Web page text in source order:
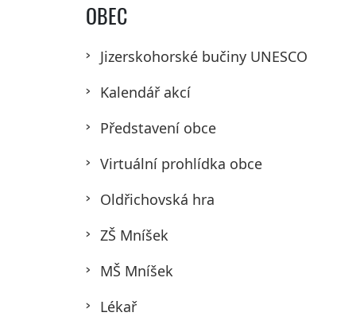
OBEC
Jizerskohorské bučiny UNESCO
Kalendář akcí
Představení obce
Virtuální prohlídka obce
Oldřichovská hra
ZŠ Mníšek
MŠ Mníšek
Lékař